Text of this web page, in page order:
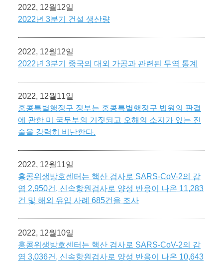
2022, 12월12일
2022년 3분기 건설 생산량
2022, 12월12일
2022년 3분기 중국의 대외 가공과 관련된 무역 통계
2022, 12월11일
홍콩특별행정구 정부는 홍콩특별행정구 법원의 판결
에 관한 미 국무부의 거짓되고 오해의 소지가 있는 진
술을 강력히 비난한다.
2022, 12월11일
홍콩위생방호센터는 핵산 검사로 SARS-CoV-2의 감
염 2,950건, 신속항원검사로 양성 반응이 나온 11,283
건 및 해외 유입 사례 685건을 조사
2022, 12월10일
홍콩위생방호센터는 핵산 검사로 SARS-CoV-2의 감
염 3,036건, 신속항원검사로 양성 반응이 나온 10,643